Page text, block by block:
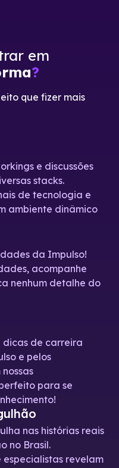
em
?
que fizer mais
e discussões
stacks.
de tecnologia e
ambiente dinâmico
da Impulso!
acompanhe
nenhum detalhe do
dicas de carreira
e pelos
para se
nas histórias reais
no Brasil.
especialistas revelam